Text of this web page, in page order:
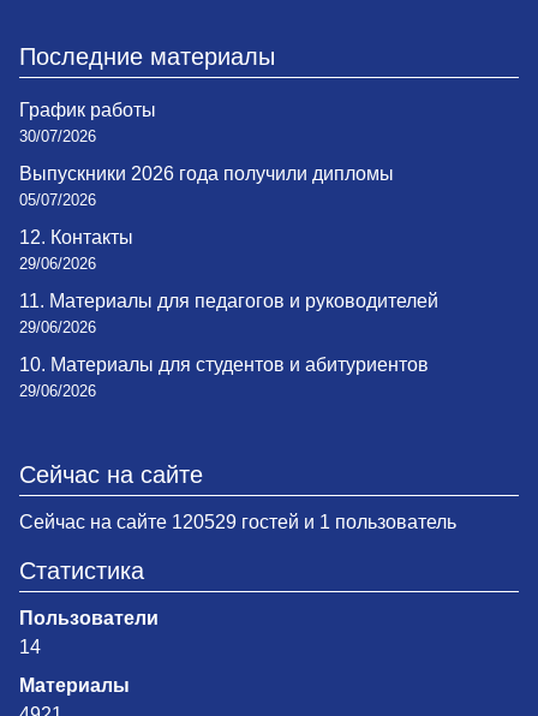
Последние материалы
График работы
30/07/2026
Выпускники 2026 года получили дипломы
05/07/2026
12. Контакты
29/06/2026
11. Материалы для педагогов и руководителей
29/06/2026
10. Материалы для студентов и абитуриентов
29/06/2026
Сейчас на сайте
Сейчас на сайте 120529 гостей и 1 пользователь
Статистика
Пользователи
14
Материалы